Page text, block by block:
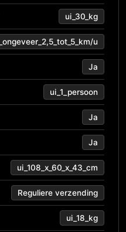
ui_30_kg
u
Ja
ui_1_persoon
Ja
Ja
ui_108_x_60_x_43_cm
Reguliere verzending
ui_18_kg